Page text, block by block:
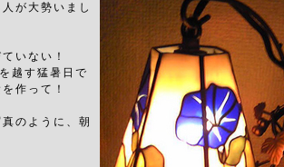
が大勢いまし
いない！
越す猛暑日で
作って！
のように、朝